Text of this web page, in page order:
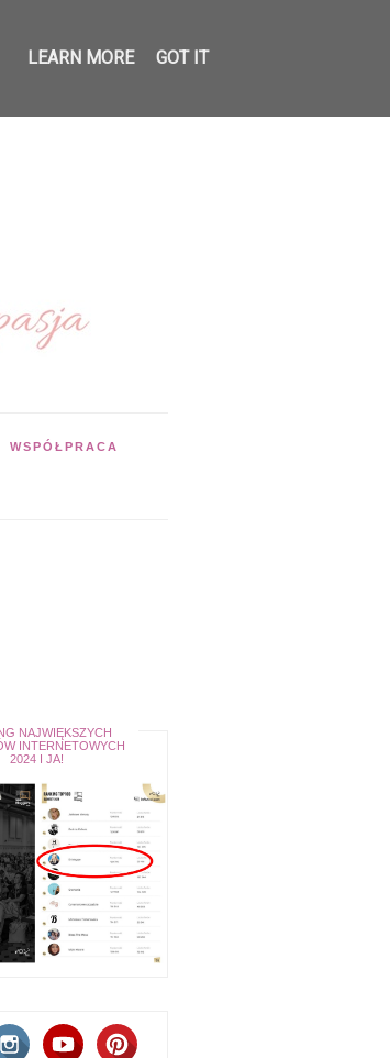
WSPÓŁPRACA
NAJWIĘKSZYCH
INTERNETOWYCH
2024 I JA!
LEARN MORE GOT IT